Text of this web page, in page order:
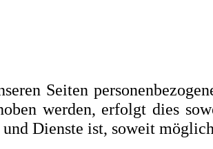
Seiten
werden, erfolgt dies
Dienste ist, soweit